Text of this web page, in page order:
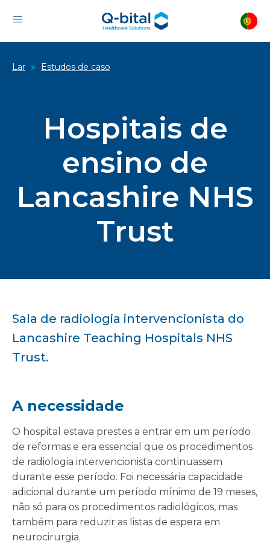
Lar > Estudos de caso
Hospitais de
ensino de
Lancashire NHS
Trust
Sala de radiologia intervencionista do
Lancashire Teaching Hospitals NHS
Trust.
A necessidade
O hospital estava prestes a entrar em um período
de reformas e era essencial que os procedimentos
de radiologia intervencionista continuassem
durante esse período. Foi necessária capacidade
adicional durante um período mínimo de 19 meses,
não só para os procedimentos radiológicos, mas
também para reduzir as listas de espera em
neurocirurgia.